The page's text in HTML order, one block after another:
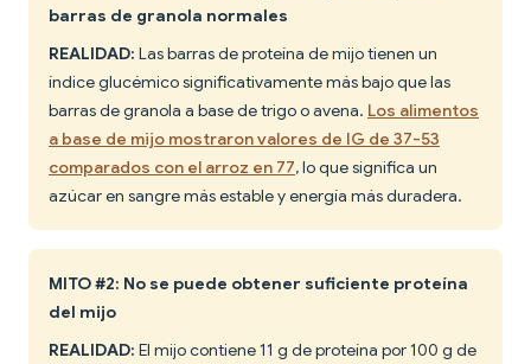
barras de granola normales
REALIDAD: Las barras de proteína de mijo tienen un
índice glucémico significativamente más bajo que las
barras de granola a base de trigo o avena. Los alimentos
a base de mijo mostraron valores de IG de 37-53
comparados con el arroz en 77, lo que significa un
azúcar en sangre más estable y energía más duradera.
MITO #2: No se puede obtener suficiente proteína
del mijo
REALIDAD: El mijo contiene 11 g de proteína por 100 g de